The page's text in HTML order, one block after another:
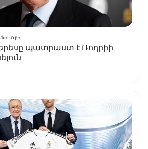
Ֆուտբոլ
պատրաստ է Ռոդրիի